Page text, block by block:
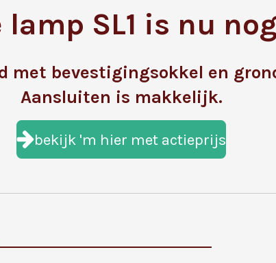
lamp SL1 is nu
met bevestigingsokkel en
Aansluiten is makkelijk.
bekijk 'm hier met actieprijs